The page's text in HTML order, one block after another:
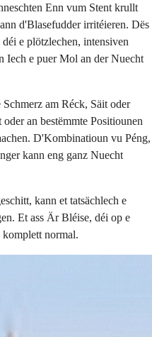
Enn vum Stent krullt
d'Blasefudder irritéieren. Dës
e plötzlechen, intensiven
Iech e puer Mol an der Nuecht
am Réck, Säit oder
an bestëmmte Positiounen
D'Kombinatioun vu Péng,
kann eng ganz Nuecht
kann et tatsächlech e
Et ass Är Bléise, déi op e
komplett normal.